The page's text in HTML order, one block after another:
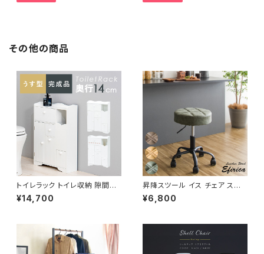
その他の商品
トイレラック トイレ収納 隙間収
納 トイレ用品 サニタリー収納 ト
イレットペーパー収納 幅45 奥
¥14,700
昇降スツール イス チェア スツ
ール 椅子 いす デザイナーズ レ
トロ ヴィンテージ
¥6,800